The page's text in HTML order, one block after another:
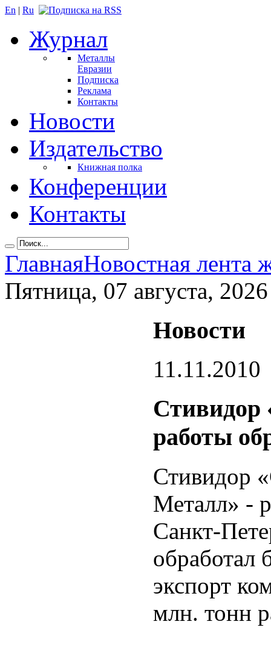
En | Ru
Журнал
Металлы
Евразии
Подписка
Реклама
Контакты
Новости
Издательство
Книжная полка
Конференции
Контакты
ГлавнаяНовостная лента
Пятница, 07 августа, 2026
Новости
11.11.2010
Стивидор
работы
Стивидор
Металл» -
Санкт-
обработал
экспорт
млн. тонн